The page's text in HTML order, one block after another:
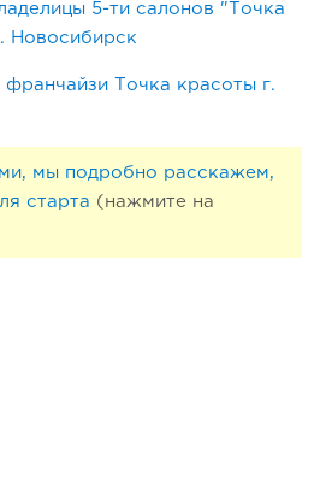
5-ти салонов "Точка
Новосибирск
франчайзи Точка красоты г.
мы подробно расскажем,
старта (нажмите на